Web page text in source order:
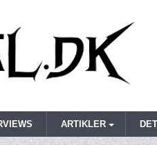
ARTIKLER